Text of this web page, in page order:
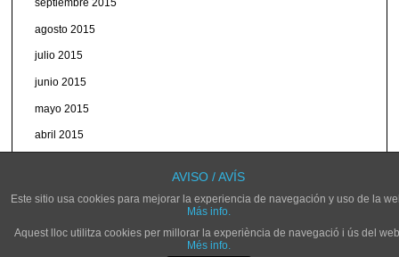
septiembre 2015
agosto 2015
julio 2015
junio 2015
mayo 2015
abril 2015
© NOVELDARADIO.ES
AVISO / AVÍS
Este sitio usa cookies para mejorar la experiencia de navegación y uso de la
Más info.
Aquest lloc utilitza cookies per millorar la experiència de navegació i ús del
Més info.